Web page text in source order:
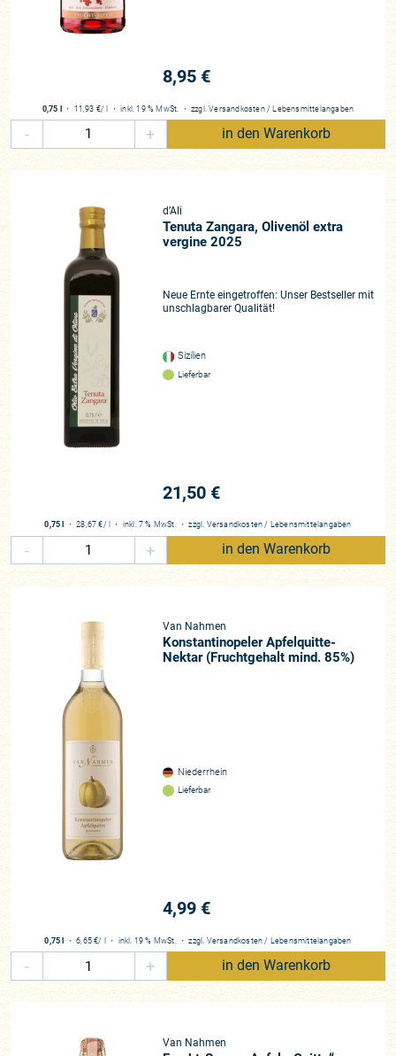
8,95 €
0,75 l ・ 11,93 €/ l ・inkl. 19 % MwSt. ・ zzgl.Versandkosten / Lebensmittelangaben
- + in den Warenkorb
d’Ali
Tenuta Zangara, Olivenöl extra
vergine 2025
Neue Ernte eingetroffen: Unser Bestseller mit
unschlagbarer Qualität!
Sizilien
Lieferbar
21,50 €
0,75 l ・28,67 €/ l ・ inkl. 7 % MwSt.・zzgl. Versandkosten / Lebensmittelangaben
- + in den Warenkorb
Van Nahmen
Konstantinopeler Apfelquitte-
Nektar (Fruchtgehalt mind. 85%)
Niederrhein
Lieferbar
4,99 €
0,75 l ・6,65 €/ l ・ inkl. 19 % MwSt.・zzgl. Versandkosten / Lebensmittelangaben
- + in den Warenkorb
Van Nahmen